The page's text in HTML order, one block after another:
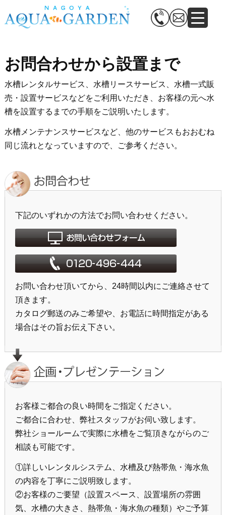
お問合わせから設置まで
水槽レンタルサービス、水槽リースサービス、水槽一式販
売・設置サービスなどをご利用いただき、お客様の元へ水
槽を設置するまでの手順をご説明いたします。
水槽メンテナンスサービスなど、他のサービスもおおむね
同じ流れとなっていますので、ご参考ください。
下記のいずれかの方法でお問い合わせください。
お問い合わせ頂いてから、24時間以内にご連絡させて
頂きます。
カタログ郵送のみご希望や、お電話に時間指定がある
場合はその旨お伝え下さい。
お客様ご都合の良い時間をご指定ください。
ご都合に合わせ、弊社スタッフがお伺い致します。
弊社ショールームで実際に水槽をご覧頂きながらのご
相談も可能です。
①詳しいレンタルシステム、水槽及び熱帯魚・海水魚
の内容を丁寧にご説明致します。
②お客様のご要望（設置スペース、設置場所の雰囲
気、水槽の大きさ、熱帯魚・海水魚の種類）やご予算